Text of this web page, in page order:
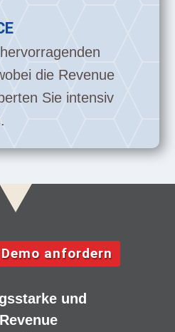
die Revenue
Sie intensiv
anfordern
und